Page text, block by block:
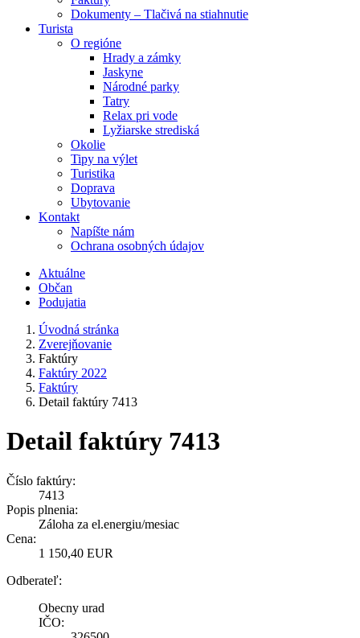
Dokumenty – Tlačivá na stiahnutie
Turista
O regióne
Hrady a zámky
Jaskyne
Národné parky
Tatry
Relax pri vode
Lyžiarske strediská
Okolie
Tipy na výlet
Turistika
Doprava
Ubytovanie
Kontakt
Napíšte nám
Ochrana osobných údajov
Aktuálne
Občan
Podujatia
Úvodná stránka
Zverejňovanie
Faktúry
Faktúry 2022
Faktúry
Detail faktúry 7413
Detail faktúry 7413
Číslo faktúry:
7413
Popis plnenia:
Záloha za el.energiu/mesiac
Cena:
1 150,40 EUR
Odberateľ:
Obecny urad
IČO: